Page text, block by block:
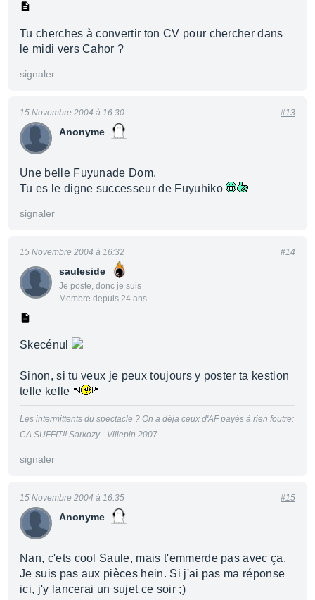
Tu cherches à convertir ton CV pour chercher dans
le midi vers Cahor ?
signaler
Anonyme
15 Novembre 2004 à 16:30 #13
Une belle Fuyunade Dom.
Tu es le digne successeur de Fuyuhiko
signaler
sauleside
Je poste, donc je suis
Membre depuis 24 ans
15 Novembre 2004 à 16:32 #14
Skecénul
Sinon, si tu veux je peux toujours y poster ta kestion
telle kelle
Les intermittents du spectacle ? On a déja ceux d'AF payés à rien foutre:
CA SUFFIT!! Sarkozy - Villepin 2007
signaler
Anonyme
15 Novembre 2004 à 16:35 #15
Nan, c'ets cool Saule, mais t'emmerde pas avec ça.
Je suis pas aux pièces hein. Si j'ai pas ma réponse
ici, j'y lancerai un sujet ce soir ;)